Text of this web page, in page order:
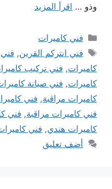
وذو … اقرأ المزيد
التصنيفات
فني كاميرات
الوسوم
فني انتركم القرين,
كاميرات, فني تركيب
كاميرات, فني صيانة
كاميرات مراقبة, فني
فني كاميرات مراقبة, فني
كاميرات هندي, فني
أضف تعليق